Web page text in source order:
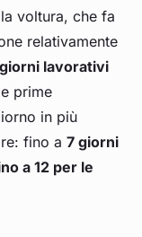
voltura, che fa
relativamente
lavorativi
prime
in più
fino a7 giorni
a 12 per le